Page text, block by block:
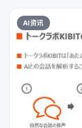
AI资讯